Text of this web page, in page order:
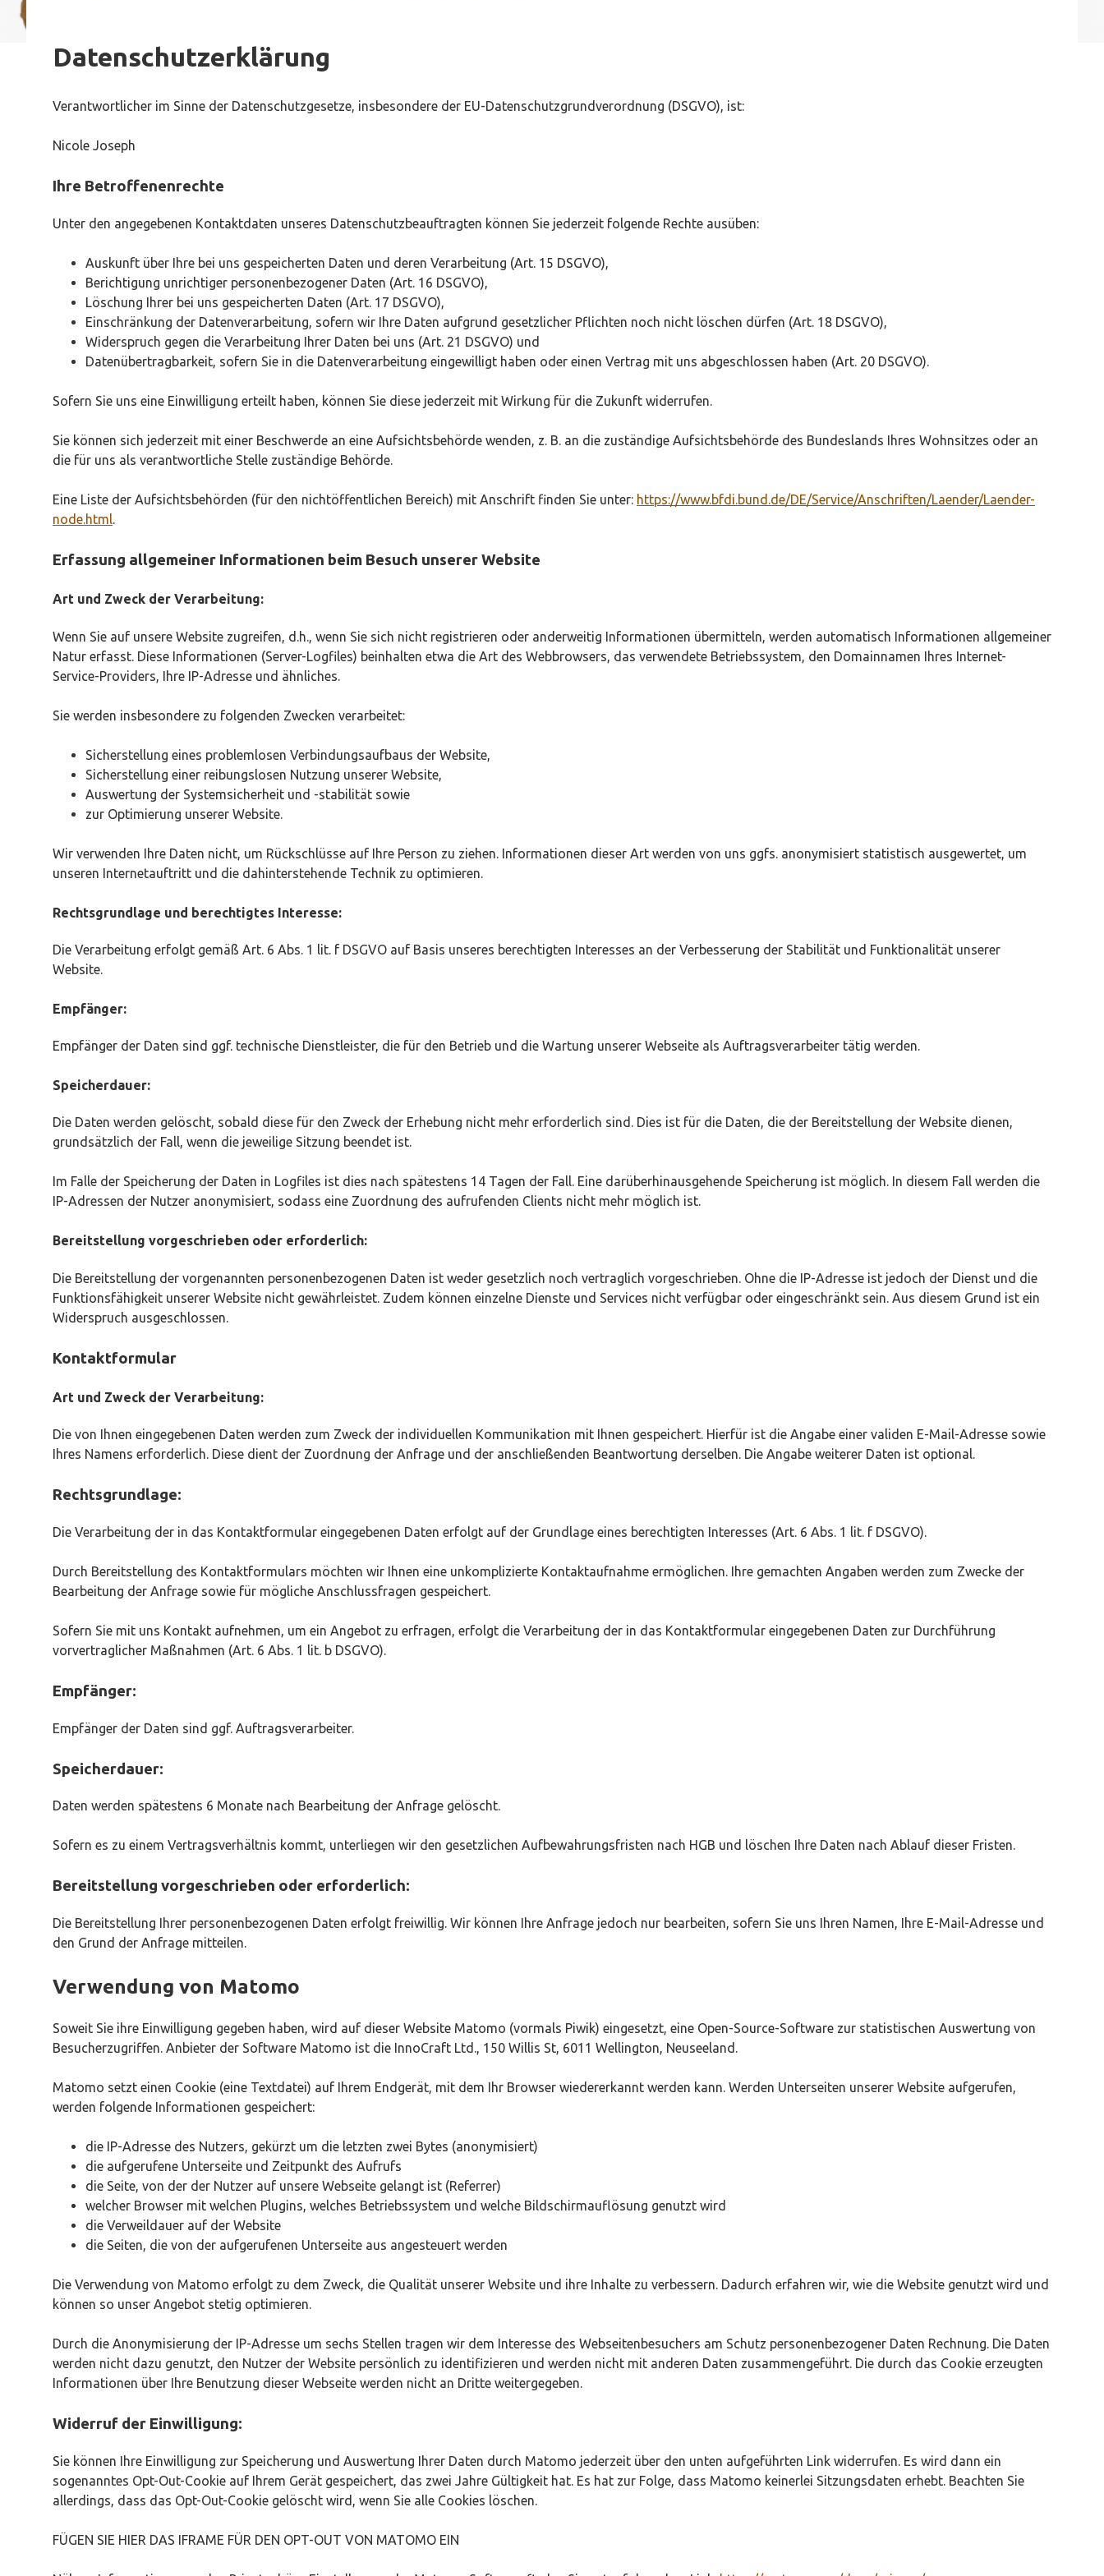
Datenschutzerklärung
Verantwortlicher im Sinne der Datenschutzgesetze, insbesondere der EU-Datenschutzgrundverordnung (DSGVO), ist:
Nicole Joseph
Ihre Betroffenenrechte
Unter den angegebenen Kontaktdaten unseres Datenschutzbeauftragten können Sie jederzeit folgende Rechte ausüben:
Auskunft über Ihre bei uns gespeicherten Daten und deren Verarbeitung (Art. 15 DSGVO),
Berichtigung unrichtiger personenbezogener Daten (Art. 16 DSGVO),
Löschung Ihrer bei uns gespeicherten Daten (Art. 17 DSGVO),
Einschränkung der Datenverarbeitung, sofern wir Ihre Daten aufgrund gesetzlicher Pflichten noch nicht löschen dürfen (Art. 18 DSGVO),
Widerspruch gegen die Verarbeitung Ihrer Daten bei uns (Art. 21 DSGVO) und
Datenübertragbarkeit, sofern Sie in die Datenverarbeitung eingewilligt haben oder einen Vertrag mit uns abgeschlossen haben (Art. 20 DSGVO).
Sofern Sie uns eine Einwilligung erteilt haben, können Sie diese jederzeit mit Wirkung für die Zukunft widerrufen.
Sie können sich jederzeit mit einer Beschwerde an eine Aufsichtsbehörde wenden, z. B. an die zuständige Aufsichtsbehörde des Bundeslands Ihres Wohnsitzes oder an
die für uns als verantwortliche Stelle zuständige Behörde.
Eine Liste der Aufsichtsbehörden (für den nichtöffentlichen Bereich) mit Anschrift finden Sie unter: https://www.bfdi.bund.de/DE/Service/Anschriften/Laender/Laender-
node.html.
Erfassung allgemeiner Informationen beim Besuch unserer Website
Art und Zweck der Verarbeitung:
Wenn Sie auf unsere Website zugreifen, d.h., wenn Sie sich nicht registrieren oder anderweitig Informationen übermitteln, werden automatisch Informationen allgemeiner
Natur erfasst. Diese Informationen (Server-Logfiles) beinhalten etwa die Art des Webbrowsers, das verwendete Betriebssystem, den Domainnamen Ihres Internet-
Service-Providers, Ihre IP-Adresse und ähnliches.
Sie werden insbesondere zu folgenden Zwecken verarbeitet:
Sicherstellung eines problemlosen Verbindungsaufbaus der Website,
Sicherstellung einer reibungslosen Nutzung unserer Website,
Auswertung der Systemsicherheit und -stabilität sowie
zur Optimierung unserer Website.
Wir verwenden Ihre Daten nicht, um Rückschlüsse auf Ihre Person zu ziehen. Informationen dieser Art werden von uns ggfs. anonymisiert statistisch ausgewertet, um
unseren Internetauftritt und die dahinterstehende Technik zu optimieren.
Rechtsgrundlage und berechtigtes Interesse:
Die Verarbeitung erfolgt gemäß Art. 6 Abs. 1 lit. f DSGVO auf Basis unseres berechtigten Interesses an der Verbesserung der Stabilität und Funktionalität unserer
Website.
Empfänger:
Empfänger der Daten sind ggf. technische Dienstleister, die für den Betrieb und die Wartung unserer Webseite als Auftragsverarbeiter tätig werden.
Speicherdauer:
Die Daten werden gelöscht, sobald diese für den Zweck der Erhebung nicht mehr erforderlich sind. Dies ist für die Daten, die der Bereitstellung der Website dienen,
grundsätzlich der Fall, wenn die jeweilige Sitzung beendet ist.
Im Falle der Speicherung der Daten in Logfiles ist dies nach spätestens 14 Tagen der Fall. Eine darüberhinausgehende Speicherung ist möglich. In diesem Fall werden die
IP-Adressen der Nutzer anonymisiert, sodass eine Zuordnung des aufrufenden Clients nicht mehr möglich ist.
Bereitstellung vorgeschrieben oder erforderlich:
Die Bereitstellung der vorgenannten personenbezogenen Daten ist weder gesetzlich noch vertraglich vorgeschrieben. Ohne die IP-Adresse ist jedoch der Dienst und die
Funktionsfähigkeit unserer Website nicht gewährleistet. Zudem können einzelne Dienste und Services nicht verfügbar oder eingeschränkt sein. Aus diesem Grund ist ein
Widerspruch ausgeschlossen.
Kontaktformular
Art und Zweck der Verarbeitung:
Die von Ihnen eingegebenen Daten werden zum Zweck der individuellen Kommunikation mit Ihnen gespeichert. Hierfür ist die Angabe einer validen E-Mail-Adresse sowie
Ihres Namens erforderlich. Diese dient der Zuordnung der Anfrage und der anschließenden Beantwortung derselben. Die Angabe weiterer Daten ist optional.
Rechtsgrundlage:
Die Verarbeitung der in das Kontaktformular eingegebenen Daten erfolgt auf der Grundlage eines berechtigten Interesses (Art. 6 Abs. 1 lit. f DSGVO).
Durch Bereitstellung des Kontaktformulars möchten wir Ihnen eine unkomplizierte Kontaktaufnahme ermöglichen. Ihre gemachten Angaben werden zum Zwecke der
Bearbeitung der Anfrage sowie für mögliche Anschlussfragen gespeichert.
Sofern Sie mit uns Kontakt aufnehmen, um ein Angebot zu erfragen, erfolgt die Verarbeitung der in das Kontaktformular eingegebenen Daten zur Durchführung
vorvertraglicher Maßnahmen (Art. 6 Abs. 1 lit. b DSGVO).
Empfänger:
Empfänger der Daten sind ggf. Auftragsverarbeiter.
Speicherdauer:
Daten werden spätestens 6 Monate nach Bearbeitung der Anfrage gelöscht.
Sofern es zu einem Vertragsverhältnis kommt, unterliegen wir den gesetzlichen Aufbewahrungsfristen nach HGB und löschen Ihre Daten nach Ablauf dieser Fristen.
Bereitstellung vorgeschrieben oder erforderlich:
Die Bereitstellung Ihrer personenbezogenen Daten erfolgt freiwillig. Wir können Ihre Anfrage jedoch nur bearbeiten, sofern Sie uns Ihren Namen, Ihre E-Mail-Adresse und
den Grund der Anfrage mitteilen.
Verwendung von Matomo
Soweit Sie ihre Einwilligung gegeben haben, wird auf dieser Website Matomo (vormals Piwik) eingesetzt, eine Open-Source-Software zur statistischen Auswertung von
Besucherzugriffen. Anbieter der Software Matomo ist die InnoCraft Ltd., 150 Willis St, 6011 Wellington, Neuseeland.
Matomo setzt einen Cookie (eine Textdatei) auf Ihrem Endgerät, mit dem Ihr Browser wiedererkannt werden kann. Werden Unterseiten unserer Website aufgerufen,
werden folgende Informationen gespeichert:
die IP-Adresse des Nutzers, gekürzt um die letzten zwei Bytes (anonymisiert)
die aufgerufene Unterseite und Zeitpunkt des Aufrufs
die Seite, von der der Nutzer auf unsere Webseite gelangt ist (Referrer)
welcher Browser mit welchen Plugins, welches Betriebssystem und welche Bildschirmauflösung genutzt wird
die Verweildauer auf der Website
die Seiten, die von der aufgerufenen Unterseite aus angesteuert werden
Die Verwendung von Matomo erfolgt zu dem Zweck, die Qualität unserer Website und ihre Inhalte zu verbessern. Dadurch erfahren wir, wie die Website genutzt wird und
können so unser Angebot stetig optimieren.
Durch die Anonymisierung der IP-Adresse um sechs Stellen tragen wir dem Interesse des Webseitenbesuchers am Schutz personenbezogener Daten Rechnung. Die Daten
werden nicht dazu genutzt, den Nutzer der Website persönlich zu identifizieren und werden nicht mit anderen Daten zusammengeführt. Die durch das Cookie erzeugten
Informationen über Ihre Benutzung dieser Webseite werden nicht an Dritte weitergegeben.
Widerruf der Einwilligung:
Sie können Ihre Einwilligung zur Speicherung und Auswertung Ihrer Daten durch Matomo jederzeit über den unten aufgeführten Link widerrufen. Es wird dann ein
sogenanntes Opt-Out-Cookie auf Ihrem Gerät gespeichert, das zwei Jahre Gültigkeit hat. Es hat zur Folge, dass Matomo keinerlei Sitzungsdaten erhebt. Beachten Sie
allerdings, dass das Opt-Out-Cookie gelöscht wird, wenn Sie alle Cookies löschen.
FÜGEN SIE HIER DAS IFRAME FÜR DEN OPT-OUT VON MATOMO EIN